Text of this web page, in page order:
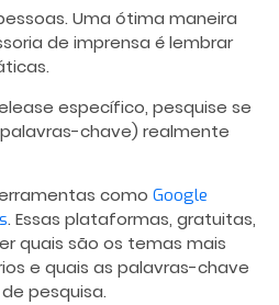
Uma ótima maneira
de imprensa é lembrar
específico, pesquise se
chave) realmente
como Google
. Essas plataformas, gratuitas,
quais são os temas mais
e quais as palavras-chave
pesquisa.